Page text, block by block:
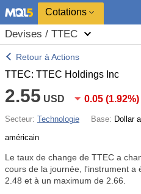
Cotations
Devises / TTEC
Retour à Actions
TTEC: TTEC Holdings Inc
2.55 USD 0.05 (1.92%)
Secteur: Technologie Base: Dollar
américain
Le taux de change de TTEC a
cours de la journée, l'instrument a
2.48 et à un maximum de 2.66.